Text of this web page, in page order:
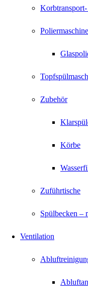
Poliermaschine
Zubehör
Körbe
Zuführtische
Spülbecken –
Ventilation